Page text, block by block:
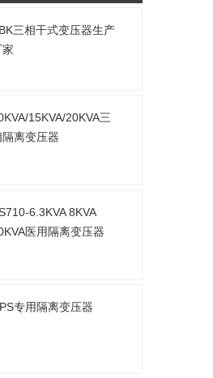
三相干式变压器生产
家
15KVA/20KVA三
隔离变压器
6.3KVA 8KVA
医用隔离变压器
专用隔离变压器